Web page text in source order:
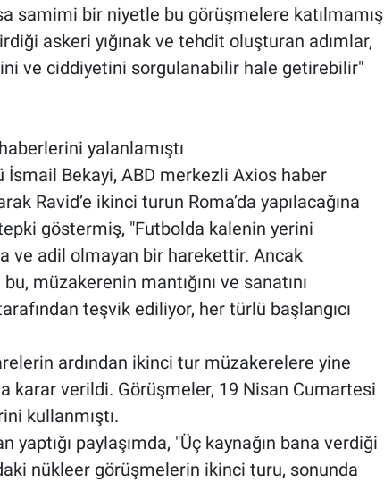
samimi bir niyetle bu görüşmelere katılmamış
askeri yığınak ve tehdit oluşturan adımlar,
ve ciddiyetini sorgulanabilir hale getirebilir"
yalanlamıştı
İsmail Bekayi, ABD merkezli Axios haber
Ravid’e ikinci turun Roma’da yapılacağına
göstermiş, "Futbolda kalenin yerini
ve adil olmayan bir harekettir. Ancak
müzakerenin mantığını ve sanatını
teşvik ediliyor, her türlü başlangıcı
ardından ikinci tur müzakerelere yine
karar verildi. Görüşmeler, 19 Nisan Cumartesi
kullanmıştı.
yaptığı paylaşımda, "Üç kaynağın bana verdiği
nükleer görüşmelerin ikinci turu, sonunda